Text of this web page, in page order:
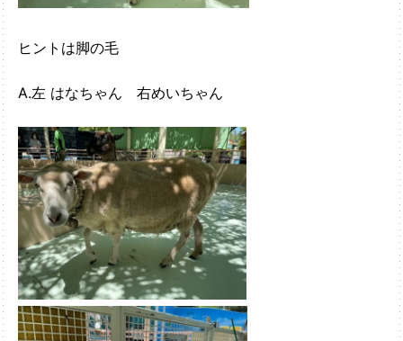
ヒントは脚の毛
A.左 はなちゃん 右めいちゃん